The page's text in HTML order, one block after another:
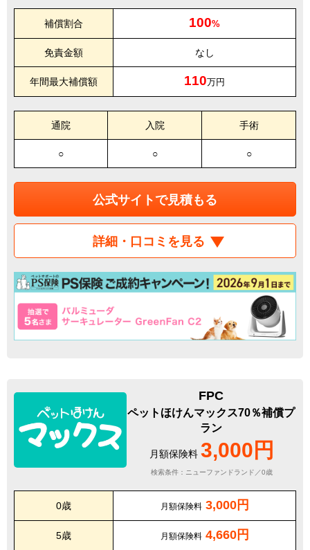
補償割合 100%
免責金額 なし
年間最大補償額 110万円
通院 入院 手術
○ ○ ○
公式サイトで見積もる
詳細・口コミを見る
FPC
ペットほけんマックス70％補償プ
ラン
月額保険料 3,000円
検索条件：ニューファンドランド／0歳
0歳 月額保険料 3,000円
5歳 月額保険料 4,660円